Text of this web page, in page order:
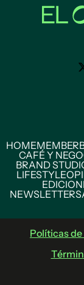
HOMEMEMBER
CAFÉ Y
BRAND
LIFESTYLE
NEWSLETTERS
Políticas